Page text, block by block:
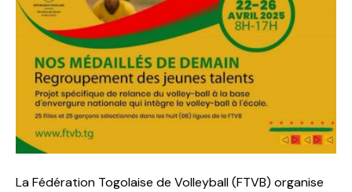
La Fédération Togolaise de Volleyball (FTVB) organise